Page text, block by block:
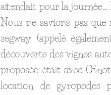
attendait pour la
Nous ne savions pas
segway (appelé
découverte des vignes
proposée était avec
location de gyropodes